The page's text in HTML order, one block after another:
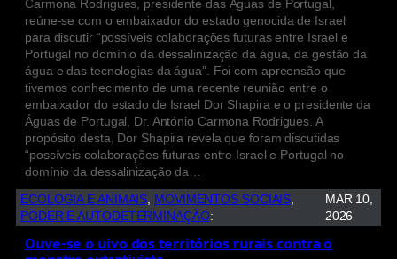
Carmona Rodrigues, presidente das Águas de Portugal,
reúne-se com o embaixador do estado genocida de Israel
para discutir “possíveis colaborações futuras entre Israel e
Portugal no domínio da dessalinização da água, da gestão da
água e das tecnologias da água”. Foi com apreensão que
tivemos conhecimento de uma recente reunião entre o
embaixador do estado de Israel Dor Shapira e o presidente da
Águas de Portugal, Dr. António Carmona Rodrigues. A
propósito desta, Dor Shapira revela que foram discutidas
“possíveis colaborações futuras entre Israel e Portugal no
domínio da dessalinização da…
ECOLOGIA E ANIMAIS, MOVIMENTOS SOCIAIS
PODER E AUTODETERMINAÇÃO:
MAR 10,
2026
Ouve-se o uivo dos territórios rurais contra o